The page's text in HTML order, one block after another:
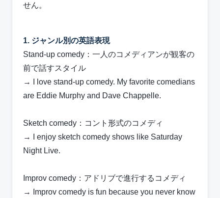
せん。
1. ジャンル別の英語表現
Stand-up comedy：一人のコメディアンが観客の
前で話すスタイル
→ I love stand-up comedy. My favorite comedians
are Eddie Murphy and Dave Chappelle.
Sketch comedy：コント形式のコメディ
→ I enjoy sketch comedy shows like Saturday
Night Live.
Improv comedy：アドリブで進行するコメディ
→ Improv comedy is fun because you never know